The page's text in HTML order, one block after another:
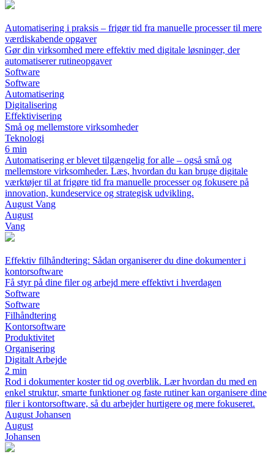
Automatisering i praksis – frigør tid fra manuelle processer til mere
værdiskabende opgaver
Gør din virksomhed mere effektiv med digitale løsninger, der
automatiserer rutineopgaver
Software
Software
Automatisering
Digitalisering
Effektivisering
Små og mellemstore virksomheder
Teknologi
6 min
Automatisering er blevet tilgængelig for alle – også små og
mellemstore virksomheder. Læs, hvordan du kan bruge digitale
værktøjer til at frigøre tid fra manuelle processer og fokusere på
innovation, kundeservice og strategisk udvikling.
August Vang
August
Vang
Effektiv filhåndtering: Sådan organiserer du dine dokumenter i
kontorsoftware
Få styr på dine filer og arbejd mere effektivt i hverdagen
Software
Software
Filhåndtering
Kontorsoftware
Produktivitet
Organisering
Digitalt Arbejde
2 min
Rod i dokumenter koster tid og overblik. Lær hvordan du med en
enkel struktur, smarte funktioner og faste rutiner kan organisere dine
filer i kontorsoftware, så du arbejder hurtigere og mere fokuseret.
August Johansen
August
Johansen